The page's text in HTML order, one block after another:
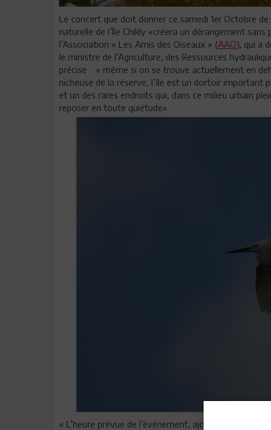
Le concert que doit donner ce samedi 1er Octobre
naturelle de l’Île Chikly «créera un dérangement
l’Association « Les Amis des Oiseaux » (AAO), qui a
le ministre de l’Agriculture, des Ressources
précise : « même si on se trouve actuellement en
nicheuse de la réserve, l’île est un dortoir important
et un des rares endroits qui, dans ce milieu urbain
reposer en toute quiétude».
« L’heure prévue de l’événement, ajoute-t-il,